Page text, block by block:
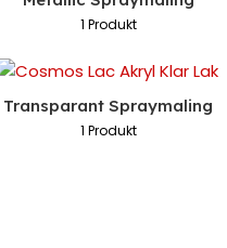
1 Produkt
Transparant Spraymaling
1 Produkt